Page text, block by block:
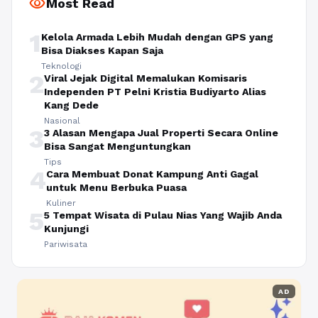
Most Read
1 Kelola Armada Lebih Mudah dengan GPS yang
Bisa Diakses Kapan Saja
Teknologi
2Viral Jejak Digital Memalukan Komisaris
Independen PT Pelni Kristia Budiyarto Alias
Kang Dede
Nasional
33 Alasan Mengapa Jual Properti Secara Online
Bisa Sangat Menguntungkan
Tips
4Cara Membuat Donat Kampung Anti Gagal
untuk Menu Berbuka Puasa
Kuliner
55 Tempat Wisata di Pulau Nias Yang Wajib Anda
Kunjungi
Pariwisata
AD